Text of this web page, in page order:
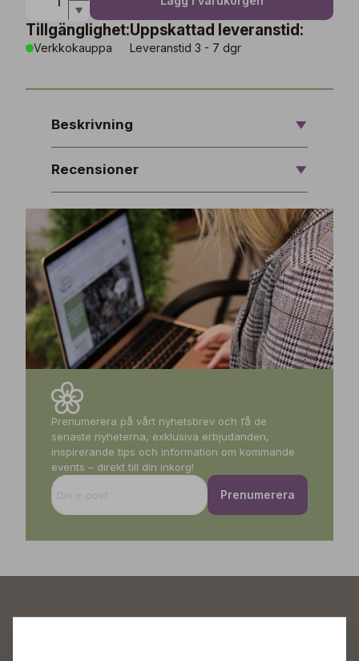
Tillgänglighet:
Verkkokauppa
Uppskattad leveranstid:
Leveranstid 3 - 7 dgr
Beskrivning
Recensioner
Prenumerera på vårt nyhetsbrev och få de
senaste nyheterna, exklusiva erbjudanden,
inspirerande tips och information om kommande
events – direkt till din inkorg!
Prenumerera